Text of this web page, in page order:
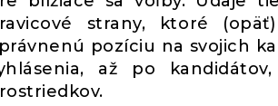
strany, ktoré
pozíciu na svojich
až po